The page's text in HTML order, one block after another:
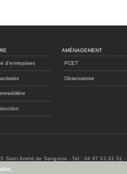
d'entreprises
AMÉNAGEMENT
PCET
Observatoire
Saint André de Sangonis - Tél : 04 67 02 01 01 -